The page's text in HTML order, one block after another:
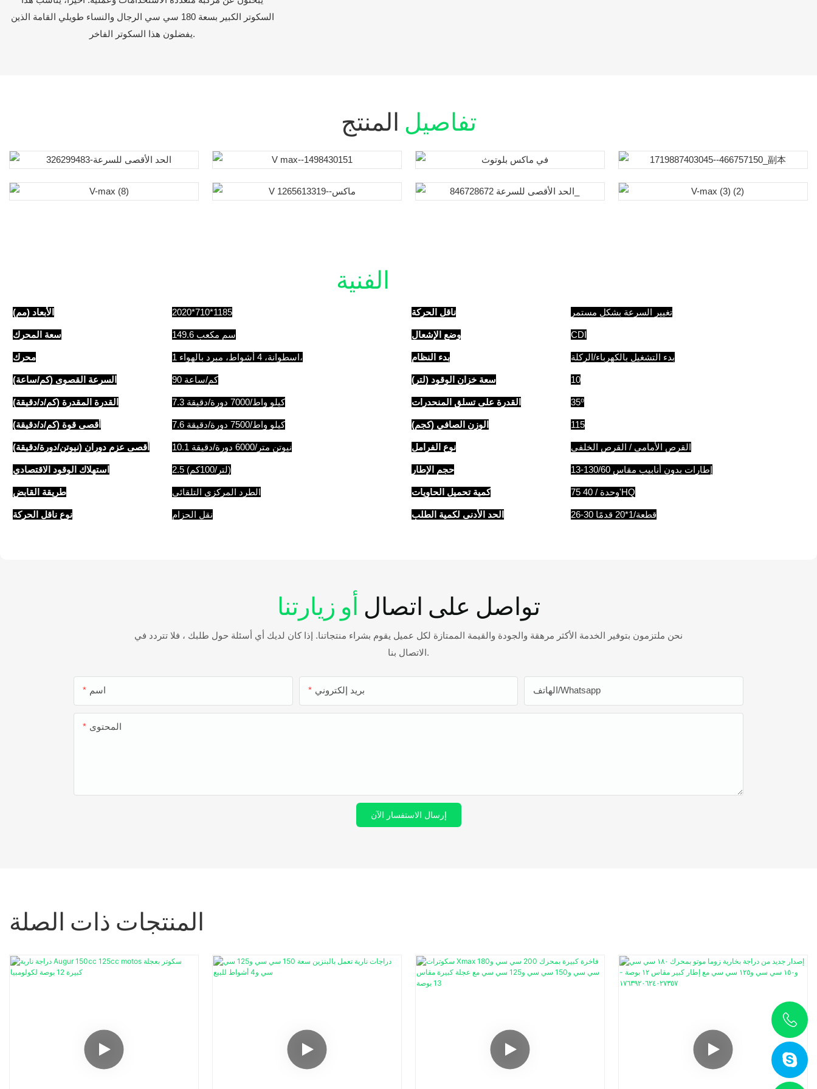
السكوتر الكبير بسعة 180 سي سي الرجال والنساء طويلي القامة الذين
يفضلون هذا السكوتر الفاخر.
تفاصيل المنتج
الفنية
الأبعاد (مم) 2020*710*1185 ناقل الحركة تغيير السرعة بشكل مستمر
سعة المحرك 149.6 سم مكعب وضع الإشعال CDI
محرك 1 اسطوانة، 4 أشواط، مبرد بالهواء، بدء النظام بدء التشغيل بالكهرباء/الركلة
السرعة القصوى (كم/ساعة) 90 كم/ساعة سعة خزان الوقود (لتر) 10
القدرة المقدرة (كم/د/دقيقة) 7.3 كيلو واط/7000 دورة/دقيقة القدرة على تسلق المنحدرات 35⁰
أقصى قوة (كم/د/دقيقة) 7.6 كيلو واط/7500 دورة/دقيقة الوزن الصافي (كجم) 115
أقصى عزم دوران (نيوتن/دورة/دقيقة) 10.1 نيوتن متر/6000 دورة/دقيقة نوع الفرامل القرص الأمامي / القرص الخلفي
استهلاك الوقود الاقتصادي 2.5 (لتر/100كم) حجم الإطار إطارات بدون أنابيب مقاس 130/60-13
طريقة القابض الطرد المركزي التلقائي كمية تحميل الحاويات 75 وحدة / 40'HQ
نوع ناقل الحركة نقل الحزام الحد الأدنى لكمية الطلب 26-30 قطعة/1*20 قدمًا
تواصل على اتصال أو زيارتنا
نحن ملتزمون بتوفير الخدمة الأكثر مرهقة والجودة والقيمة الممتازة لكل عميل يقوم بشراء منتجاتنا. إذا كان لديك أي أسئلة حول طلبك ، فلا تتردد في
الاتصال بنا.
اسم بريد إلكتروني الهاتف/whatsapp
المحتوى
إرسال الاستفسار الآن
المنتجات ذات الصلة